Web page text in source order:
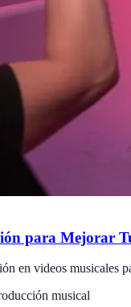
para Mejorar
en videos musicales
musical